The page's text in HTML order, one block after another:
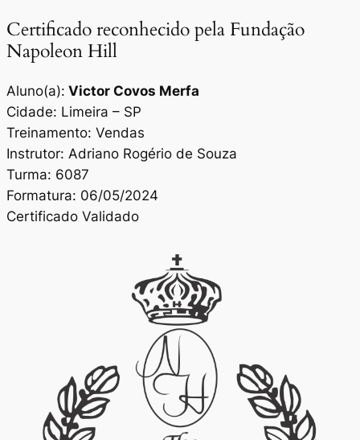
Certificado reconhecido pela Fundação
Napoleon Hill
Aluno(a): Victor Covos Merfa
Cidade: Limeira – SP
Treinamento: Vendas
Instrutor: Adriano Rogério de Souza
Turma: 6087
Formatura: 06/05/2024
Certificado Validado